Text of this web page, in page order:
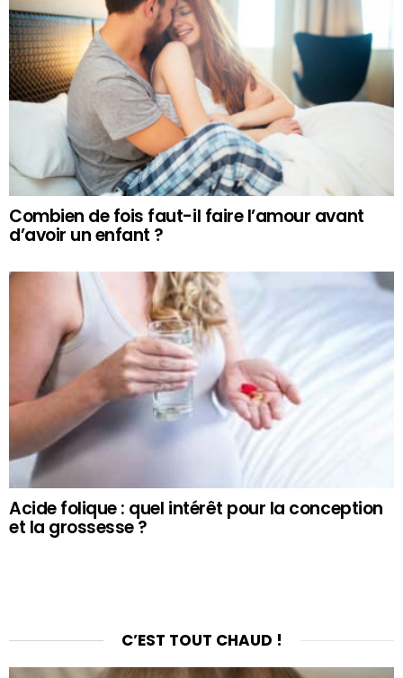
Combien de fois faut-il faire l’amour avant
d’avoir un enfant ?
Acide folique : quel intérêt pour la conception
et la grossesse ?
C’EST TOUT CHAUD !